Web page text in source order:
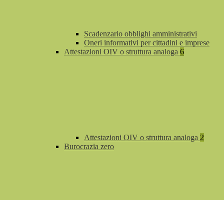
Scadenzario obblighi amministrativi
Oneri informativi per cittadini e imprese
Attestazioni OIV o struttura analoga 6
Attestazioni OIV o struttura analoga 2
Burocrazia zero